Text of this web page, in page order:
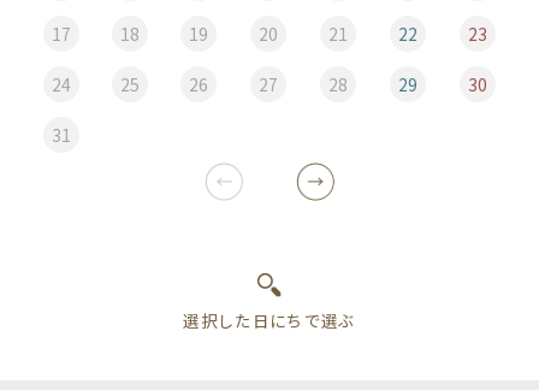
17 18 19 20 21 22 23
24 25 26 27 28 29 30
31